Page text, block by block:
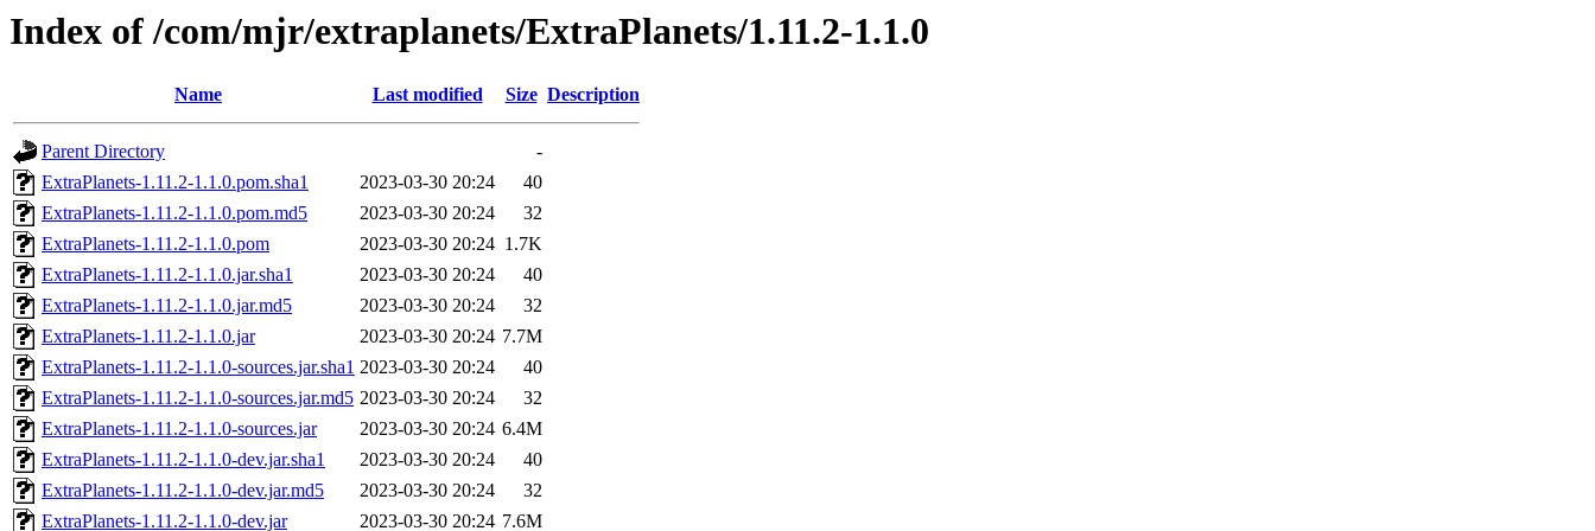
Index of /com/mjr/extraplanets/ExtraPlanets/1.11.2-1.1.0
Name Last modified Size Description
Parent Directory
-
ExtraPlanets-1.11.2-1.1.0.pom.sha1
2023-03-30 20:24
40
ExtraPlanets-1.11.2-1.1.0.pom.md5
2023-03-30 20:24
32
ExtraPlanets-1.11.2-1.1.0.pom
2023-03-30 20:24 1.7K
ExtraPlanets-1.11.2-1.1.0.jar.sha1
2023-03-30 20:24
40
ExtraPlanets-1.11.2-1.1.0.jar.md5
2023-03-30 20:24
32
ExtraPlanets-1.11.2-1.1.0.jar
2023-03-30 20:24 7.7M
ExtraPlanets-1.11.2-1.1.0-sources.jar.sha1 2023-03-30 20:24
40
ExtraPlanets-1.11.2-1.1.0-sources.jar.md5 2023-03-30 20:24
32
ExtraPlanets-1.11.2-1.1.0-sources.jar
2023-03-30 20:24 6.4M
ExtraPlanets-1.11.2-1.1.0-dev.jar.sha1
2023-03-30 20:24
40
ExtraPlanets-1.11.2-1.1.0-dev.jar.md5
2023-03-30 20:24
32
ExtraPlanets-1.11.2-1.1.0-dev.jar
2023-03-30 20:24 7.6M